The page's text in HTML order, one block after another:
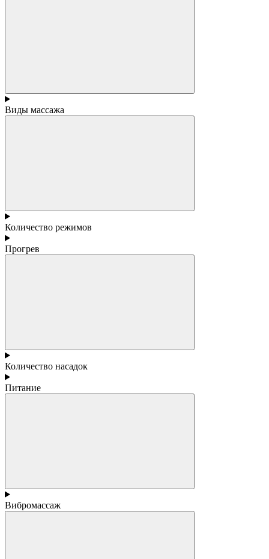
Виды массажа
Количество режимов
Прогрев
Количество насадок
Питание
Вибромассаж